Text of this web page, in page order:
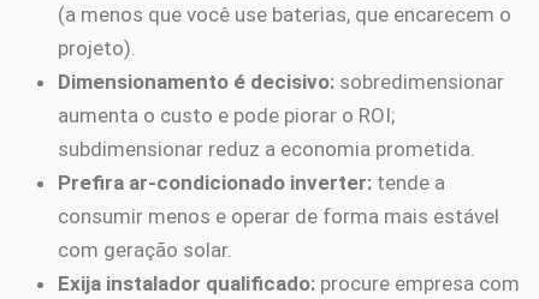
(a menos que você use baterias, que encarecem o
projeto).
Dimensionamento é decisivo: sobredimensionar
aumenta o custo e pode piorar o ROI;
subdimensionar reduz a economia prometida.
Prefira ar-condicionado inverter: tende a
consumir menos e operar de forma mais estável
com geração solar.
Exija instalador qualificado: procure empresa com